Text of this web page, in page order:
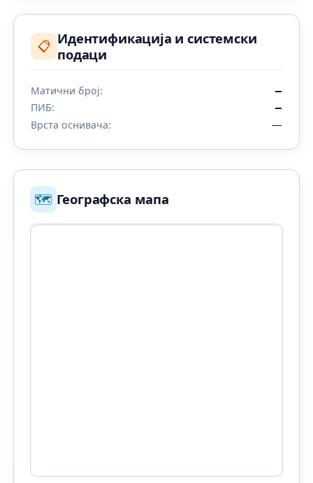
📋 Идентификација и системски
подаци
Матични број: —
ПИБ: —
Врста оснивача: —
🗺️ Географска мапа